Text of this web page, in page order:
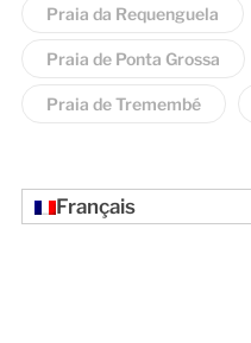
Praia da Requenguela
Praia de Ponta Grossa
Praia de Tremembé
Français